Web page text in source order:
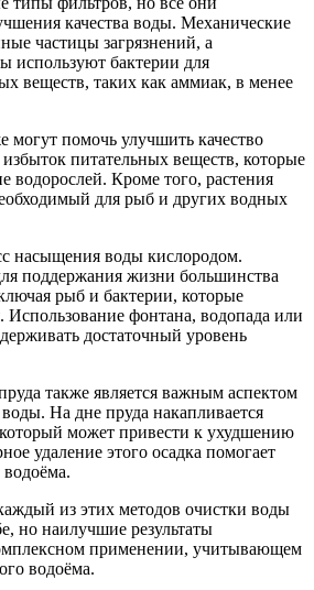
качества воды. Механические
частицы загрязнений, а
используют бактерии для
веществ, таких как аммиак, в менее
могут помочь улучшить качество
питательных веществ, которые
водорослей. Кроме того, растения
для рыб и других водных
насыщения воды кислородом.
поддержания жизни большинства
рыб и бактерии, которые
Использование фонтана, водопада или
достаточный уровень
также является важным аспектом
На дне пруда накапливается
может привести к ухудшению
удаление этого осадка помогает
из этих методов очистки воды
но наилучшие результаты
применении, учитывающем
водоёма.